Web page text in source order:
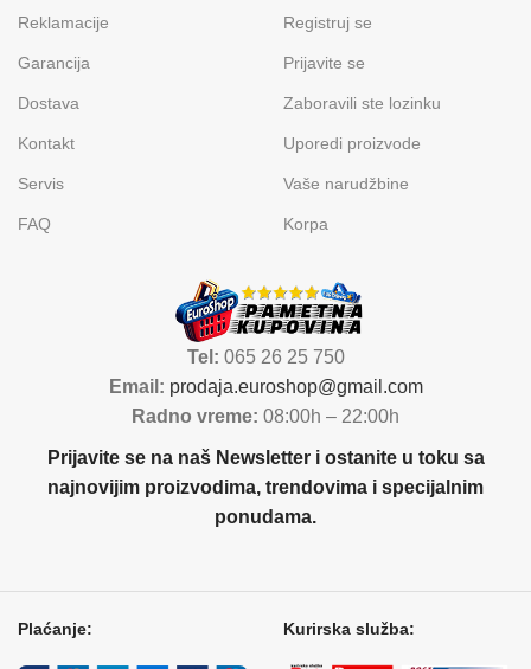
Reklamacije
Garancija
Dostava
Kontakt
Servis
FAQ
Registruj se
Prijavite se
Zaboravili ste lozinku
Uporedi proizvode
Vaše narudžbine
Korpa
Tel: 065 26 25 750
Email: prodaja.euroshop@gmail.com
Radno vreme: 08:00h – 22:00h
Prijavite se na naš Newsletter i ostanite u toku sa
najnovijim proizvodima, trendovima i specijalnim
ponudama.
Plaćanje: Kurirska služba: